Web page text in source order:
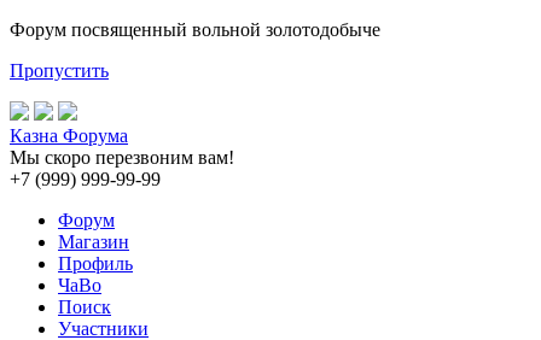
Форум посвященный вольной золотодобыче
Пропустить
Казна Форума
Мы скоро перезвоним вам!
+7 (999) 999-99-99
Форум
Магазин
Профиль
ЧаВо
Поиск
Участники